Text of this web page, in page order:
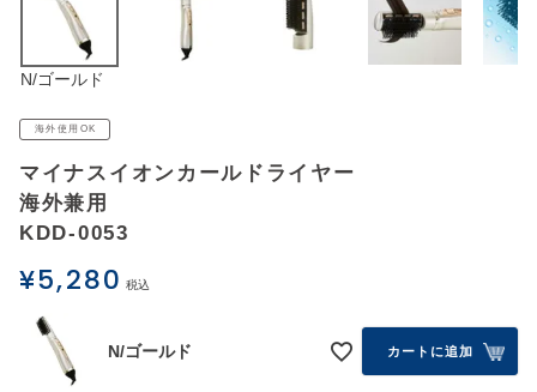
N/ゴールド
海外使用OK
マイナスイオンカールドライヤー
海外兼用
KDD-0053
¥5,280 税込
N/ゴールド カートに追加